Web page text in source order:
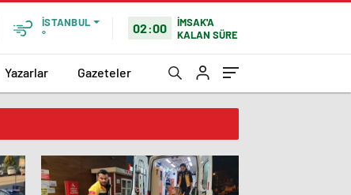
İSTANBUL
°
02:00
İMSAK'A
KALAN SÜRE
Yazarlar Gazeteler